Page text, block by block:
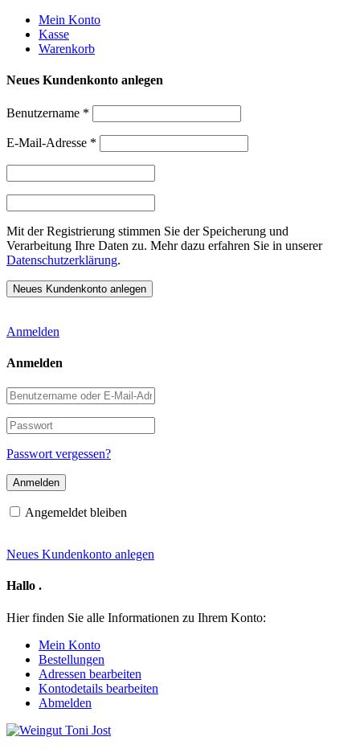
Weiter
zum
Inhalt
Mein Konto
Kasse
Warenkorb
Neues Kundenkonto anlegen
Benutzername *
E-Mail-Adresse *
Mit der Registrierung stimmen Sie der Speicherung und
Verarbeitung Ihre Daten zu. Mehr dazu erfahren Sie in unserer
Datenschutzerklärung.
Anmelden
Anmelden
Benutzername
oder
E-
Mail-
Adresse
Passwort
Passwort vergessen?
Angemeldet bleiben
Neues Kundenkonto anlegen
Hallo .
Hier finden Sie alle Informationen zu Ihrem Konto:
Mein Konto
Bestellungen
Adressen bearbeiten
Kontodetails bearbeiten
Abmelden